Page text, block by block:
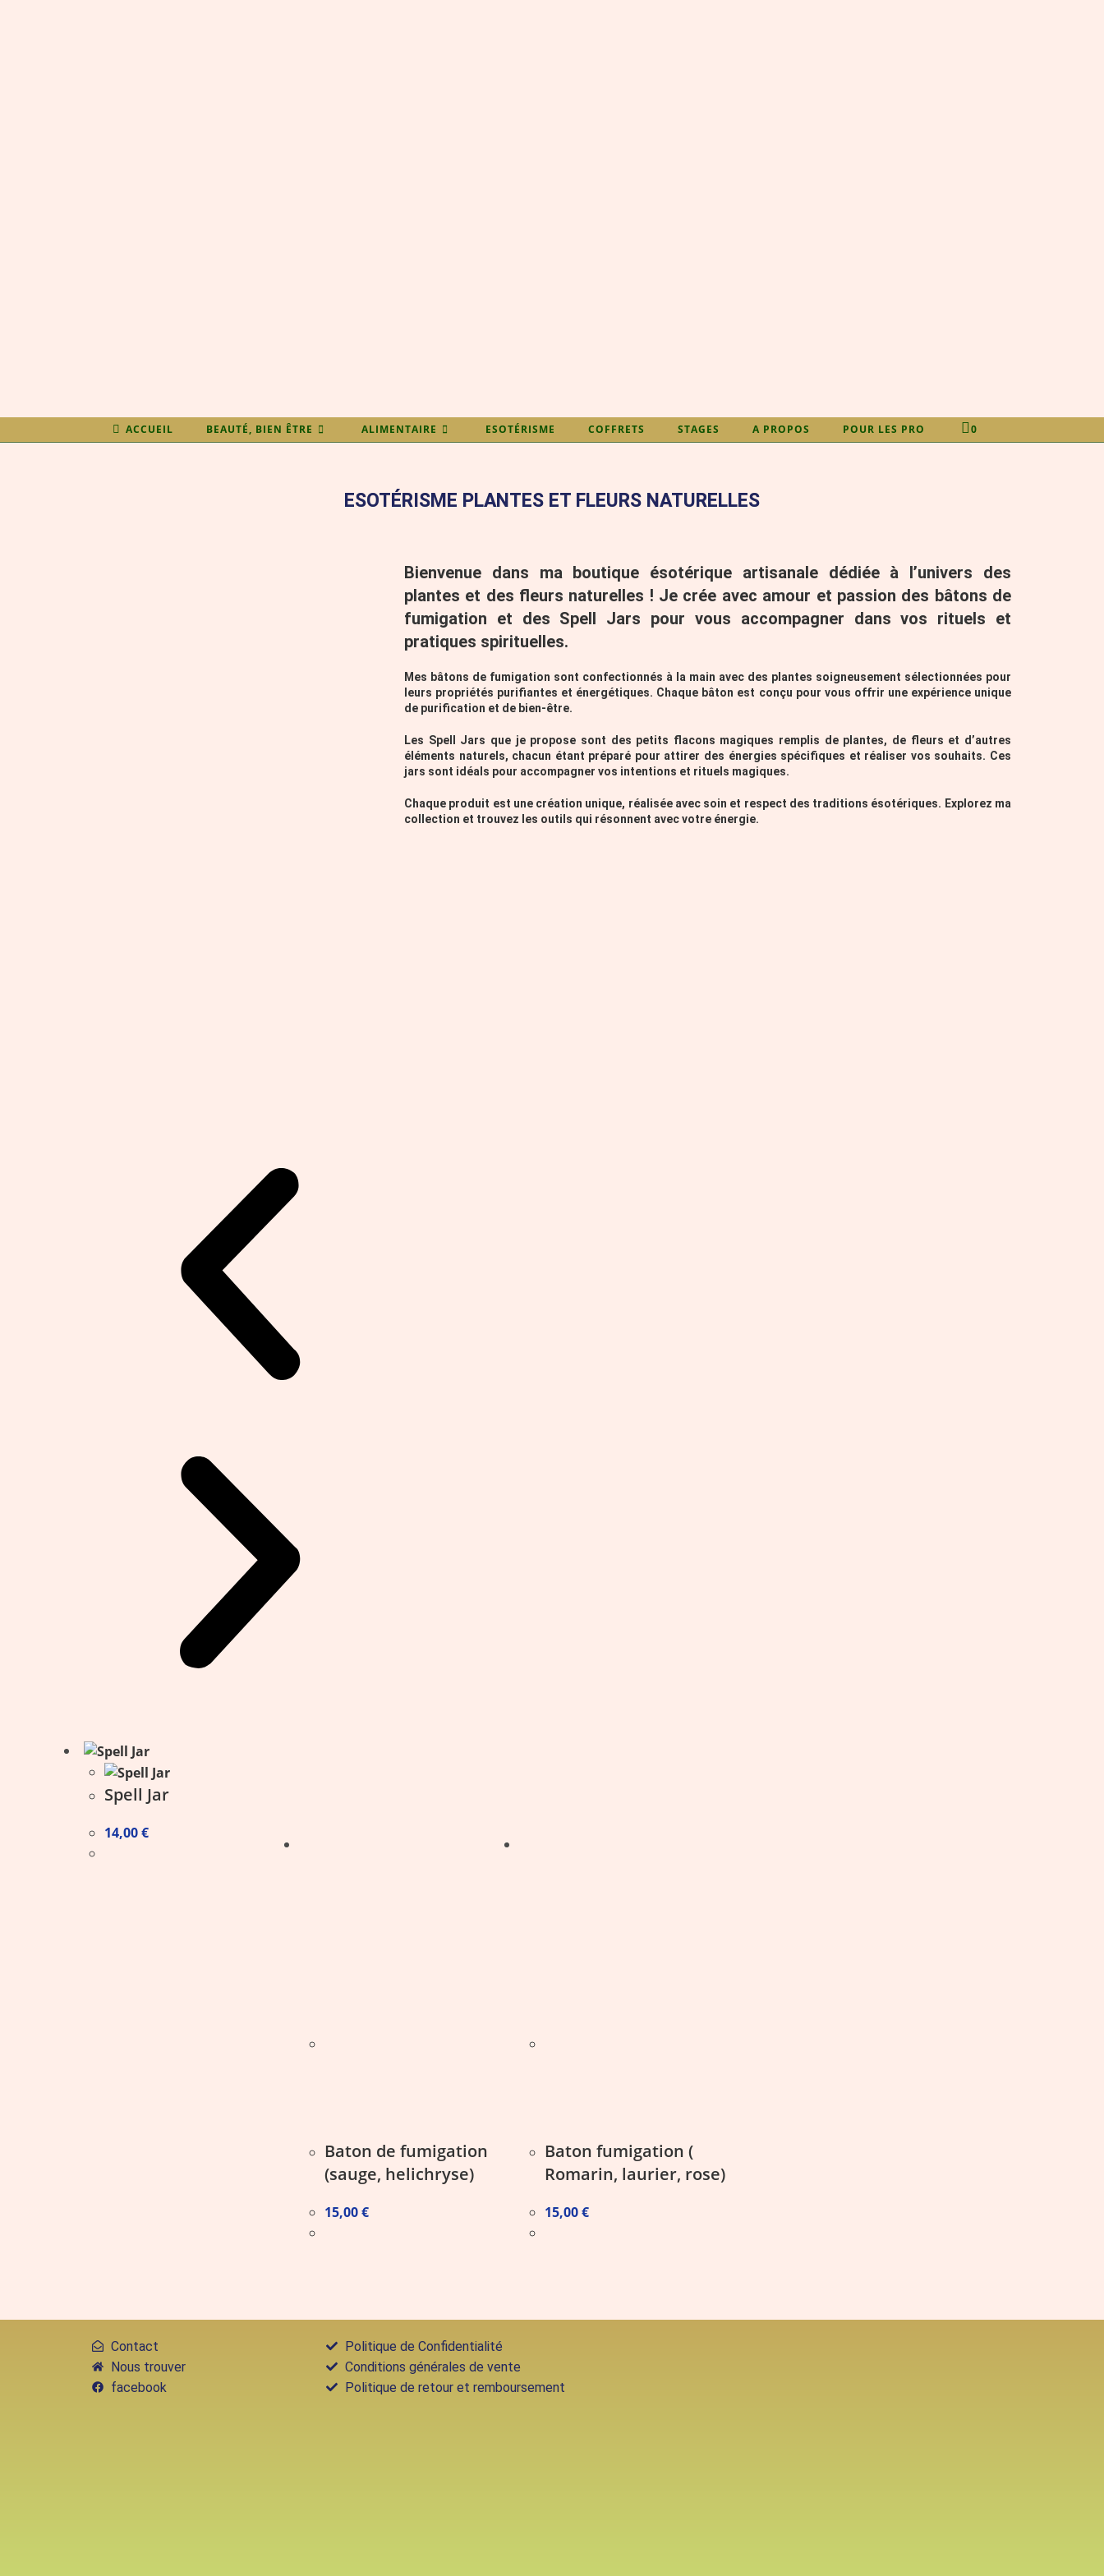
ACCUEIL BEAUTÉ, BIEN ÊTRE ALIMENTAIRE ESOTÉRISME COFFRETS STAGES A PROPOS POUR LES PRO 0
ESOTÉRISME PLANTES ET FLEURS NATURELLES
Bienvenue dans ma boutique ésotérique artisanale dédiée à l’univers des
plantes et des fleurs naturelles ! Je crée avec amour et passion des bâtons de
fumigation et des Spell Jars pour vous accompagner dans vos rituels et
pratiques spirituelles.
Mes bâtons de fumigation sont confectionnés à la main avec des plantes soigneusement sélectionnées pour
leurs propriétés purifiantes et énergétiques. Chaque bâton est conçu pour vous offrir une expérience unique
de purification et de bien-être.
Les Spell Jars que je propose sont des petits flacons magiques remplis de plantes, de fleurs et d’autres
éléments naturels, chacun étant préparé pour attirer des énergies spécifiques et réaliser vos souhaits. Ces
jars sont idéals pour accompagner vos intentions et rituels magiques.
Chaque produit est une création unique, réalisée avec soin et respect des traditions ésotériques. Explorez ma
collection et trouvez les outils qui résonnent avec votre énergie.
Spell Jar
14,00€
Baton de fumigation
(sauge, helichryse)
15,00€
Baton fumigation (
Romarin, laurier, rose)
15,00€
Contact
Nous trouver
facebook
Politique de Confidentialité
Conditions générales de vente
Politique de retour et remboursement